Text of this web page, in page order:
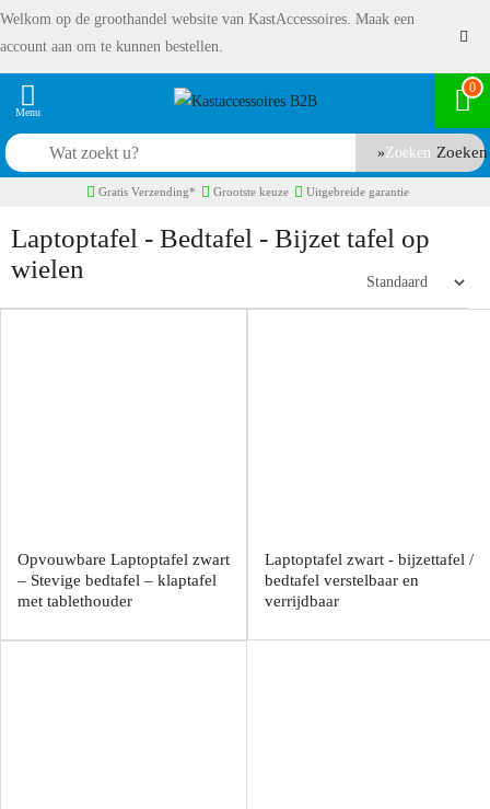
Welkom op de groothandel website van KastAccessoires. Maak een
account aan om te kunnen bestellen.
0
Zoeken
Gratis Verzending* Grootste keuze Uitgebreide garantie
Laptoptafel - Bedtafel - Bijzet tafel op
wielen
Opvouwbare Laptoptafel zwart
– Stevige bedtafel – klaptafel
met tablethouder
Laptoptafel zwart - bijzettafel /
bedtafel verstelbaar en
verrijdbaar